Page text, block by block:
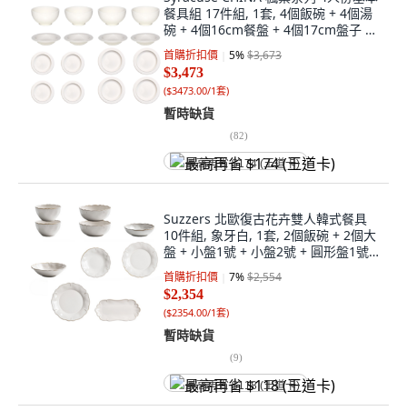
餐具組 17件組, 1套, 4個飯碗 + 4個湯
碗 + 4個16cm餐盤 + 4個17cm盤子 +
23cm盤子, 白色
首購折扣價 5%$3,673
$3,473
($3473.00/1套)
暫時缺貨
(82)
最高再省 $174 (王道卡)
Suzzers 北歐復古花卉雙人韓式餐具
10件組, 象牙白, 1套, 2個飯碗 + 2個大
盤 + 小盤1號 + 小盤2號 + 圓形盤1號 +
圓形盤2號 + 圓形盤3號 + 橢圓盤
首購折扣價 7%$2,554
$2,354
($2354.00/1套)
暫時缺貨
(9)
最高再省 $118 (王道卡)